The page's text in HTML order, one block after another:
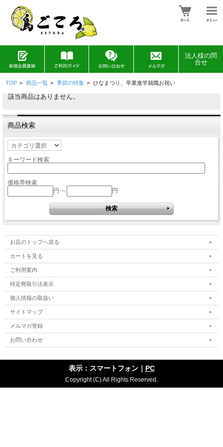
法人様の問
合せ
TOP > 商品一覧 > 季節の特集 > ひなまつり、卒業進学就職お祝い
該当商品はありません。
商品検索
キーワード検索
価格帯検索
円 ～
円
お店のトップへ戻る
カートを見る
ご利用案内
特定商取引法表示
個人情報の取扱い
サイトマップ
メルマガ登録
お問い合わせ
表示：スマートフォン｜ PC
Copyright (C) All Rights Reserved.